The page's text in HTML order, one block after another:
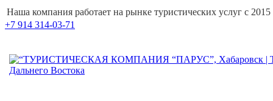
Наша компания работает на рынке туристических услуг с 2015
+7 914 314-03-71